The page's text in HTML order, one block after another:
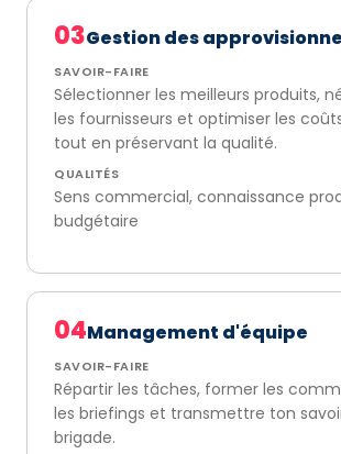
03Gestion des
SAVOIR-FAIRE
Sélectionner les meilleurs produits,
les fournisseurs et optimiser les
tout en préservant la qualité.
QUALITÉS
Sens commercial, connaissance
budgétaire
04Management d'équipe
SAVOIR-FAIRE
Répartir les tâches, former les
les briefings et transmettre ton
brigade.